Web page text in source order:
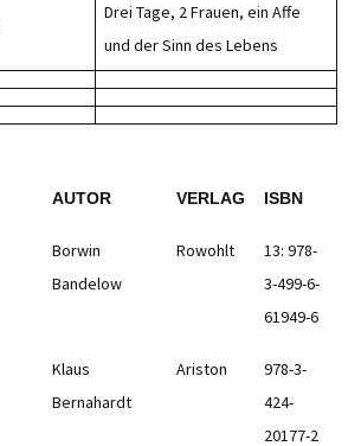
Drei Tage, 2 Frauen, ein Affe
und der Sinn des Lebens
AUTOR VERLAG ISBN
Borwin
Bandelow
Rowohlt
13: 978-
3-499-6-
61949-6
Klaus
Bernahardt
Ariston
978-3-
424-
20177-2